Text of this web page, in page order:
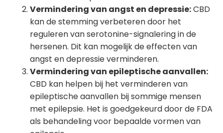
Vermindering van angst en depressie:CBD
kan de stemming verbeteren door het
reguleren van serotonine-signalering in de
hersenen. Dit kan mogelijk de effecten van
angst en depressie verminderen.
Vermindering van epileptische aanvallen:
CBD kan helpen bij het verminderen van
epileptische aanvallen bij sommige mensen
met epilepsie. Het is goedgekeurd door de FDA
als behandeling voor bepaalde vormen van